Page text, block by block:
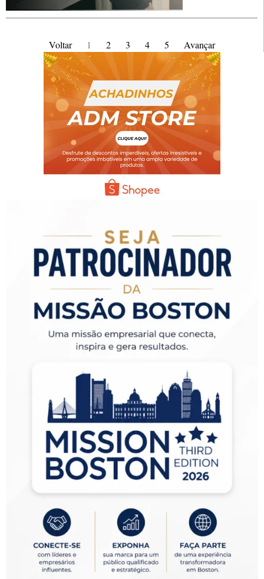
Voltar 1 2 3 4 5 Avançar